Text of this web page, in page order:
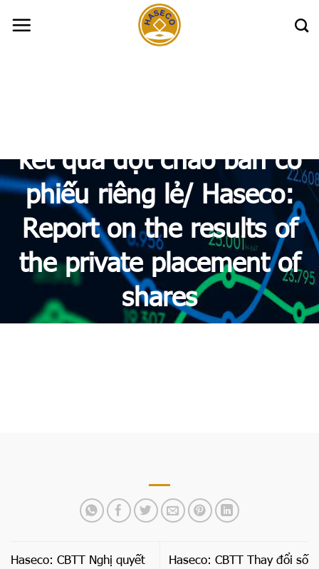
kết quả đợt chào bán cổ
phiếu riêng lẻ/ Haseco:
Report on the results of
the private placement of
shares
Haseco: CBTT Nghị quyết
Haseco: CBTT Thay đổi số